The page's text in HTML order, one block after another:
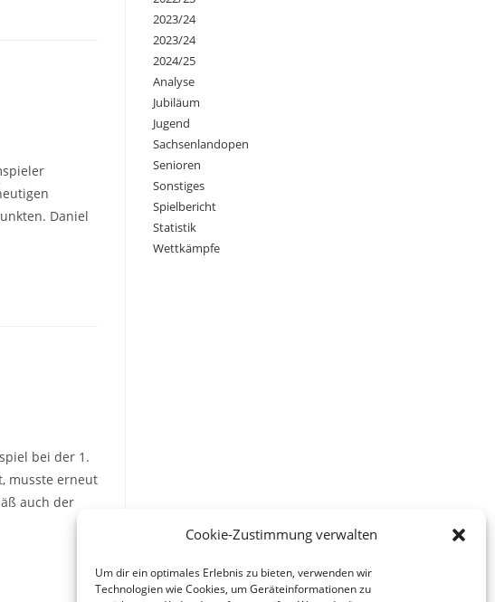
Cookie-Zustimmung verwalten
Um dir ein optimales Erlebnis zu bieten, verwenden wir
Technologien wie Cookies, um Geräteinformationen zu
Daniel
bei der 1.
musste erneut
auch der
2023/24
2023/24
2024/25
Analyse
Jubiläum
Jugend
Sachsenlandopen
Senioren
Sonstiges
Spielbericht
Statistik
Wettkämpfe